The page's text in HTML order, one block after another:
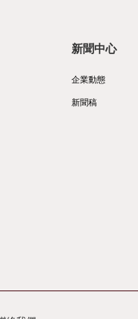
新聞中心
企業動態
新聞稿